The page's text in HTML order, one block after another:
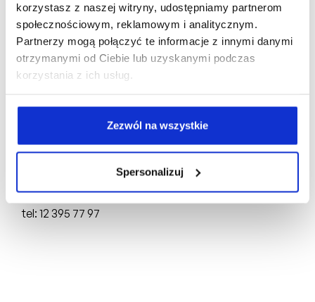
korzystasz z naszej witryny, udostępniamy partnerom
społecznościowym, reklamowym i analitycznym.
Partnerzy mogą połączyć te informacje z innymi danymi
otrzymanymi od Ciebie lub uzyskanymi podczas
korzystania z ich usług.
Zezwól na wszystkie
Spersonalizuj
Biuro Sprzedaży:
ul. Mogilska 43, 31-545 Kraków
Deweloper:
FRACTHON KĄCIK Sp. z o.o.
NIP: 6751750696, REGON: 388844651,
KRS: 0000898691
tel: 12 395 77 97